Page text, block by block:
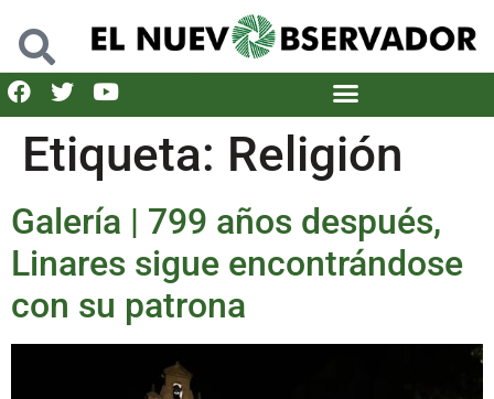
Etiqueta: Religión
Galería | 799 años después,
Linares sigue encontrándose
con su patrona